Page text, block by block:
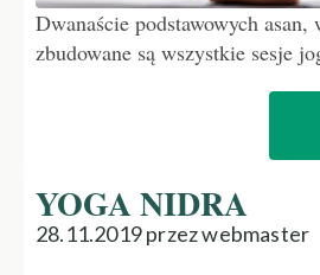
Dwanaście podstawowych
zbudowane są wszystkie sesje
YOGA NIDRA
28.11.2019 przez webmaster